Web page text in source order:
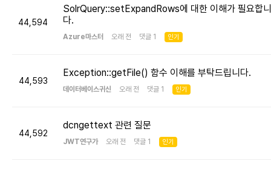
44,594
SolrQuery::setExpandRows에 대한 이해가 필요합니
다.
Azure마스터 오래 전 댓글 1 인기
44,593
Exception::getFile() 함수 이해를 부탁드립니다.
데이터베이스귀신 오래 전 댓글 1 인기
44,592
dcngettext 관련 질문
JWT연구가 오래 전 댓글 1 인기